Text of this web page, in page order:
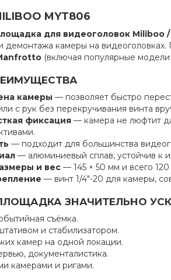
MYT806
для видеоголовок Miliboo
демонтажа камеры на
(включая популярные модели
камеры — позволяет быстро
с рук без перекручивания винта
фиксация— камера не люфтит
— подходит для большинства
— алюминиевый сплав, устойчив к
и вес— 145 × 50 мм и всего
— винт 1/4"-20 для камеры,
ЗНАЧИТЕЛЬНО
съёмка.
и стабилизатором.
камер на одной локации.
документалистика.
камерами и ригами.